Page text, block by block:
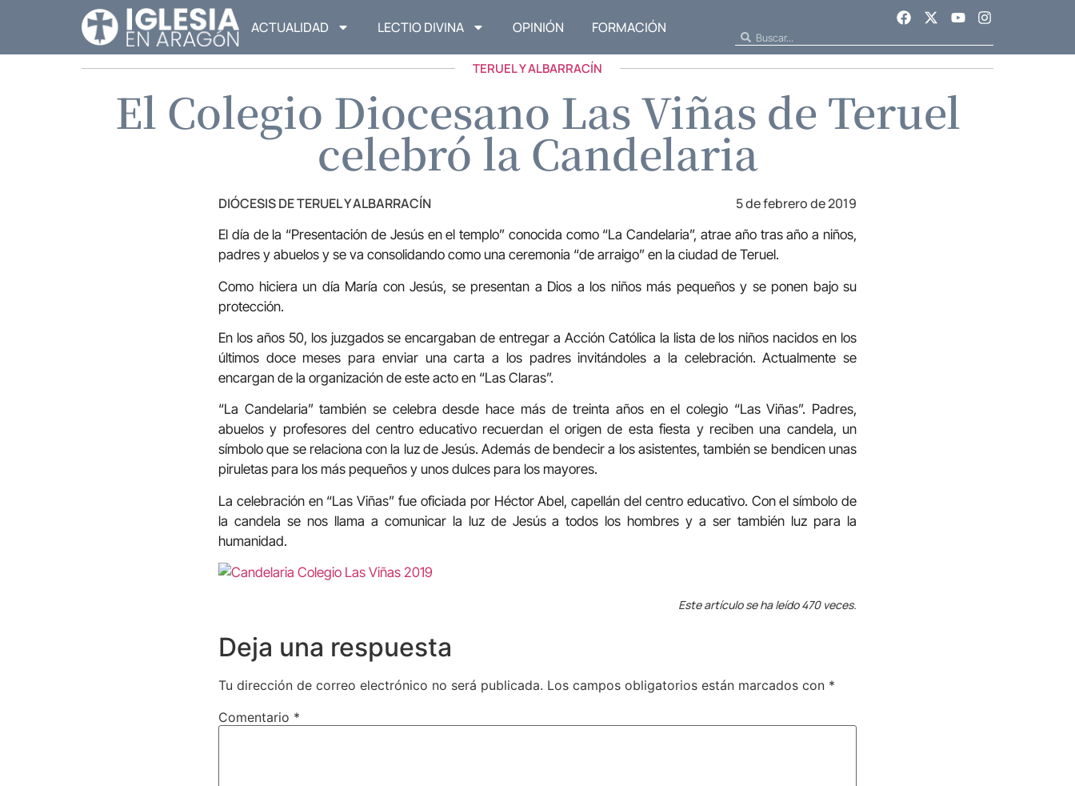
ACTUALIDAD LECTIO DIVINA OPINIÓN FORMACIÓN
TERUEL Y ALBARRACÍN
El Colegio Diocesano Las Viñas de Teruel
celebró la Candelaria
DIÓCESIS DE TERUEL Y ALBARRACÍN 5 de febrero de 2019
El día de la “Presentación de Jesús en el templo” conocida como “La Candelaria”, atrae año tras año a niños,
padres y abuelos y se va consolidando como una ceremonia “de arraigo” en la ciudad de Teruel.
Como hiciera un día María con Jesús, se presentan a Dios a los niños más pequeños y se ponen bajo su
protección.
En los años 50, los juzgados se encargaban de entregar a Acción Católica la lista de los niños nacidos en los
últimos doce meses para enviar una carta a los padres invitándoles a la celebración. Actualmente se
encargan de la organización de este acto en “Las Claras”.
“La Candelaria” también se celebra desde hace más de treinta años en el colegio “Las Viñas”. Padres,
abuelos y profesores del centro educativo recuerdan el origen de esta fiesta y reciben una candela, un
símbolo que se relaciona con la luz de Jesús. Además de bendecir a los asistentes, también se bendicen unas
piruletas para los más pequeños y unos dulces para los mayores.
La celebración en “Las Viñas” fue oficiada por Héctor Abel, capellán del centro educativo. Con el símbolo de
la candela se nos llama a comunicar la luz de Jesús a todos los hombres y a ser también luz para la
humanidad.
Este artículo se ha leído 470 veces.
Deja una respuesta
Tu dirección de correo electrónico no será publicada. Los campos obligatorios están marcados con *
Comentario *